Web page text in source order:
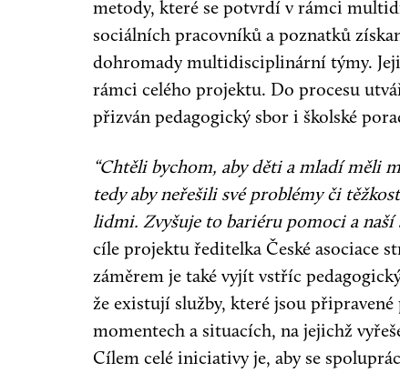
metody, které se potvrdí v rámci
sociálních pracovníků a poznatků
dohromady multidisciplinární týmy.
rámci celého projektu. Do procesu
přizván pedagogický sbor i školské
“Chtěli bychom, aby děti a mladí měli
tedy aby neřešili své problémy či
lidmi. Zvyšuje to bariéru pomoci a naší
cíle projektu ředitelka České asociace
záměrem je také vyjít vstříc
že existují služby, které jsou
momentech a situacích, na jejichž
Cílem celé iniciativy je, aby se